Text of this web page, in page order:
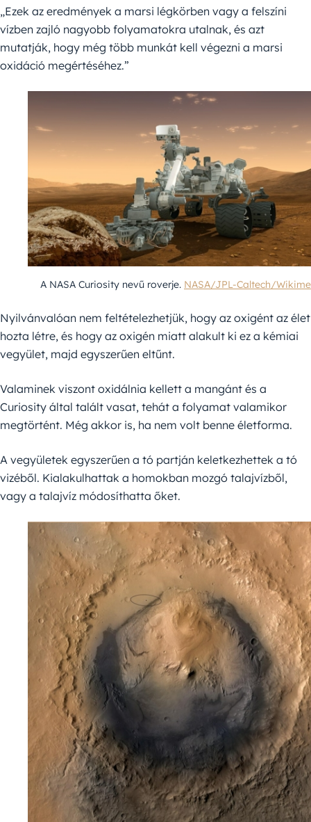
„Ezek az eredmények a marsi légkörben vagy a felszíni
vízben zajló nagyobb folyamatokra utalnak, és azt
mutatják, hogy még több munkát kell végezni a marsi
oxidáció megértéséhez.”
A NASA Curiosity nevű roverje. NASA/JPL-Caltech/
Nyilvánvalóan nem feltételezhetjük, hogy az oxigént az élet
hozta létre, és hogy az oxigén miatt alakult ki ez a kémiai
vegyület, majd egyszerűen eltűnt.
Valaminek viszont oxidálnia kellett a mangánt és a
Curiosity által talált vasat, tehát a folyamat valamikor
megtörtént. Még akkor is, ha nem volt benne életforma.
A vegyületek egyszerűen a tó partján keletkezhettek a tó
vizéből. Kialakulhattak a homokban mozgó talajvízből,
vagy a talajvíz módosíthatta őket.